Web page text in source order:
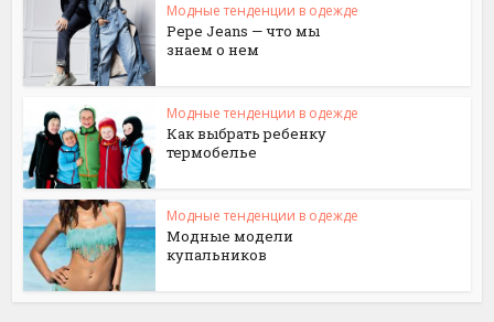
Модные тенденции в одежде
Pepe Jeans — что мы
знаем о нем
Модные тенденции в одежде
Как выбрать ребенку
термобелье
Модные тенденции в одежде
Модные модели
купальников